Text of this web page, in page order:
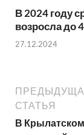
В 2024 году
возросла до
27.12.2024
СТАТЬЯ
В